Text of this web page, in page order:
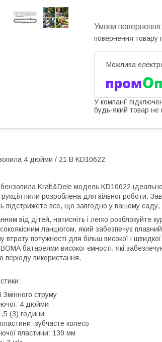
повернення товару
У компанії
будь-який товар не
4 дюйми / 21 В KD10622
Kraft&Dele модель KD10622
пили розроблена для вільної роботи.
підстрижете все, що завгодно у вашому
від дітей, натисніть і легко розблокуйте
ланцюгом, який забезпечує
втрату потужності для більш високої і
батареями високої ємності, які
періоду використання.
струму
4 дюйми
(3) години
зубчасте колесо
пластини: 130 мм